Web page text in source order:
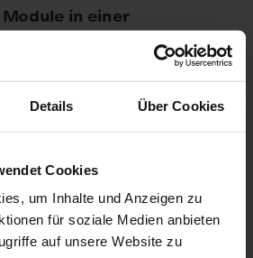
Details Über Cookies
Cookies
um Inhalte und Anzeigen zu
für soziale Medien anbieten
auf unsere Website zu
in einer
Farbe
das Mobiliar
in unseren